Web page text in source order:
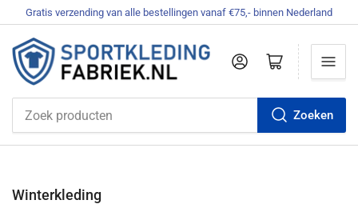
Gratis verzending van alle bestellingen vanaf €75,- binnen Nederland
Zoeken
AanmeldenMini-winkelwagen openen
C
Winterkleding